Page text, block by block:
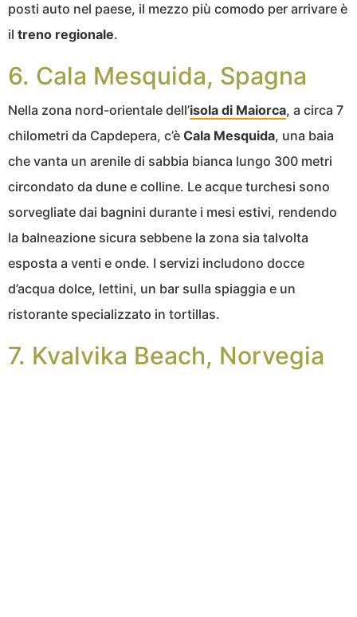
posti auto nel paese, il mezzo più comodo per arrivare è
il treno regionale.
6. Cala Mesquida, Spagna
Nella zona nord-orientale dell’isola di Maiorca, a circa 7
chilometri da Capdepera, c’è Cala Mesquida, una baia
che vanta un arenile di sabbia bianca lungo 300 metri
circondato da dune e colline. Le acque turchesi sono
sorvegliate dai bagnini durante i mesi estivi, rendendo
la balneazione sicura sebbene la zona sia talvolta
esposta a venti e onde. I servizi includono docce
d’acqua dolce, lettini, un bar sulla spiaggia e un
ristorante specializzato in tortillas.
7. Kvalvika Beach, Norvegia